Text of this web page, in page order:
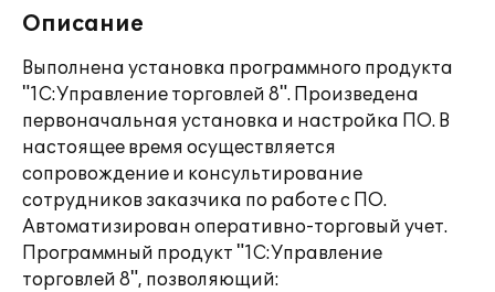
Описание
Выполнена установка программного продукта
"1С:Управление торговлей 8". Произведена
первоначальная установка и настройка ПО. В
настоящее время осуществляется
сопровождение и консультирование
сотрудников заказчика по работе с ПО.
Автоматизирован оперативно-торговый учет.
Программный продукт "1С:Управление
торговлей 8", позволяющий: